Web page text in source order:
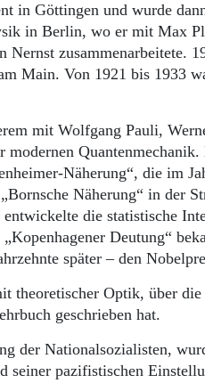
Login
werden
in Göttingen und wurde
in Berlin, wo er mit Max
Nernst zusammenarbeitete.
Main. Von 1921 bis 1933
mit Wolfgang Pauli,
modernen
Näherung“, die im
Näherung“ in der
die statistische
Deutung“
später – den
theoretischer Optik, über
geschrieben hat.
der Nationalsozialisten,
seiner pazifistischen